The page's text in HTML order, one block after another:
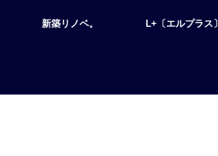
新築リノベ。 L+〔エルプラス〕